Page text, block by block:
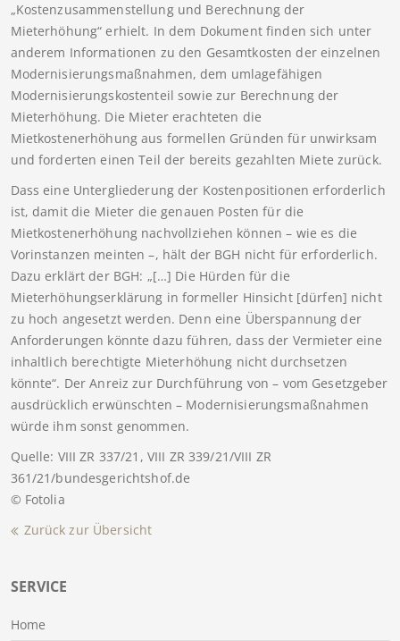
SERVICE
Home
„Kostenzusammenstellung und Berechnung der
Mieterhöhung“ erhielt. In dem Dokument finden sich unter
anderem Informationen zu den Gesamtkosten der einzelnen
Modernisierungsmaßnahmen, dem umlagefähigen
Modernisierungskostenteil sowie zur Berechnung der
Mieterhöhung. Die Mieter erachteten die
Mietkostenerhöhung aus formellen Gründen für unwirksam
und forderten einen Teil der bereits gezahlten Miete zurück.
Dass eine Untergliederung der Kostenpositionen erforderlich
ist, damit die Mieter die genauen Posten für die
Mietkostenerhöhung nachvollziehen können – wie es die
Vorinstanzen meinten –, hält der BGH nicht für erforderlich.
Dazu erklärt der BGH: „[…] Die Hürden für die
Mieterhöhungserklärung in formeller Hinsicht [dürfen] nicht
zu hoch angesetzt werden. Denn eine Überspannung der
Anforderungen könnte dazu führen, dass der Vermieter eine
inhaltlich berechtigte Mieterhöhung nicht durchsetzen
könnte“. Der Anreiz zur Durchführung von – vom Gesetzgeber
ausdrücklich erwünschten – Modernisierungsmaßnahmen
würde ihm sonst genommen.
Quelle: VIII ZR 337/21, VIII ZR 339/21/VIII ZR
361/21/bundesgerichtshof.de
© Fotolia
Zurück zur Übersicht